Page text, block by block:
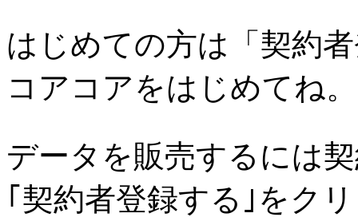
はじめての方は「契約
コアコアをはじめてね。
データを販売するには
｢契約者登録する｣をク